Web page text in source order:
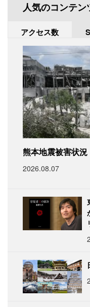
人気のコンテン
アクセス数
熊本地震被害状況
2026.08.07